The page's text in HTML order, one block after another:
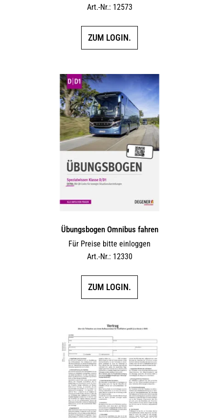
Art.-Nr.: 12573
ZUM LOGIN.
Übungsbogen Omnibus fahren
Für Preise bitte einloggen
Art.-Nr.: 12330
ZUM LOGIN.